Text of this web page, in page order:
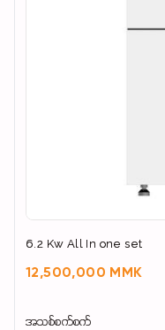
6.2 Kw All In one set
12,500,000 MMK
အသစ်စက်စက်